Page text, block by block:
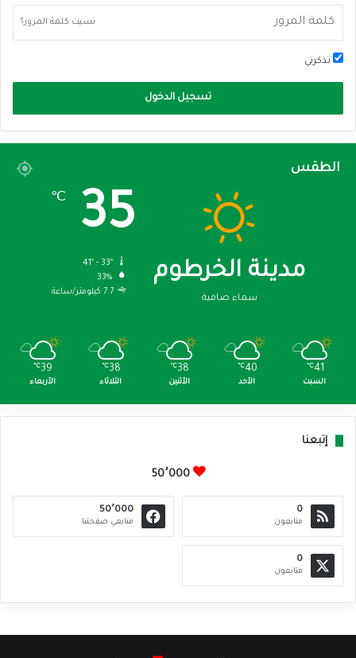
نسيت كلمة المرور؟
تذكرني
تسجيل الدخول
الطقس
مدينة الخرطوم
سماء صافية
35
℃
33%
7.7 كيلومتر/ساعة
41
℃
السبت
40
℃
الأحد
38
℃
الأثنين
38
℃
الثلاثاء
39
℃
الأربعاء
إتبعنا
50٬000
0
متابعون
50٬000
متابعي صفحتنا
0
متابعون